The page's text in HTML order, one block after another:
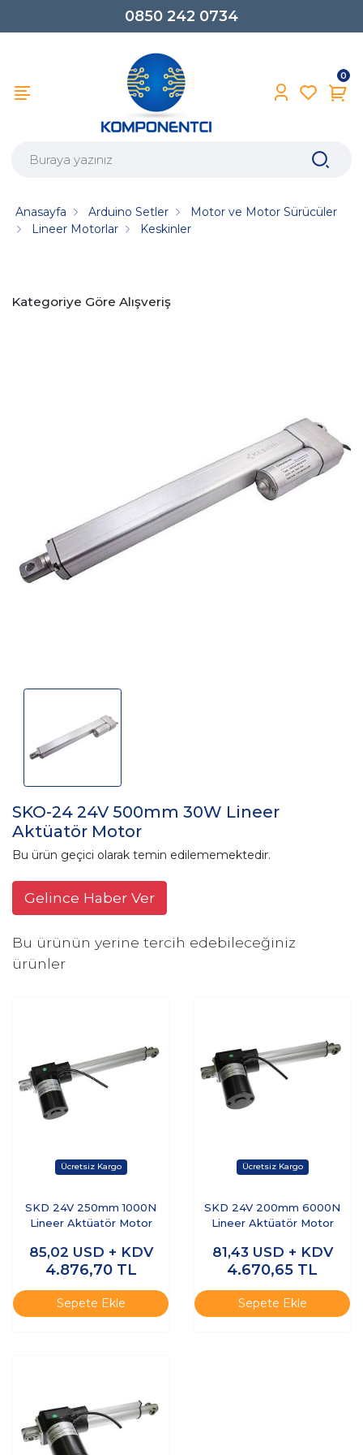
0850 242 0734
0
Anasayfa Arduino Setler
Motor ve Motor Sürücüler
Lineer Motorlar
Keskinler
Kategoriye Göre Alışveriş
SKO-24 24V 500mm 30W Lineer
Aktüatör Motor
Bu ürün geçici olarak temin edilememektedir.
Gelince Haber Ver
Bu ürünün yerine tercih edebileceğiniz
ürünler
SKD 24V 250mm 1000N
Lineer Aktüatör Motor
85,02 USD + KDV
4.876,70 TL
Sepete Ekle
SKD 24V 200mm 6000N
Lineer Aktüatör Motor
81,43 USD + KDV
4.670,65 TL
Sepete Ekle